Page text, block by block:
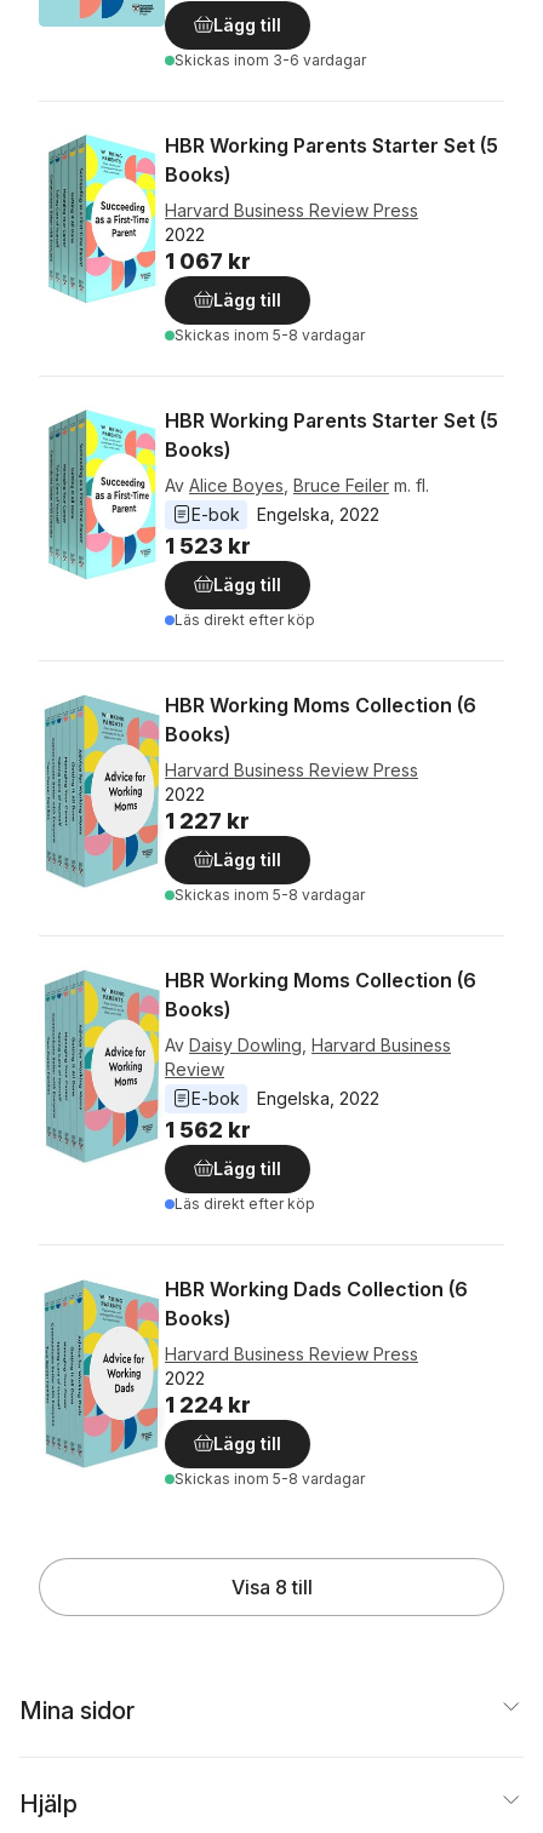
Lägg till
Skickas inom 3-6 vardagar
HBR Working Parents Starter Set (5
Books)
Harvard Business Review Press
2022
1 067 kr
Lägg till
Skickas inom 5-8 vardagar
HBR Working Parents Starter Set (5
Books)
Av Alice Boyes Bruce Feiler m. fl.
E-bok
Engelska 2022
1 523 kr
Lägg till
Läs direkt efter köp
HBR Working Moms Collection (6
Books)
Harvard Business Review Press
2022
1 227 kr
Lägg till
Skickas inom 5-8 vardagar
HBR Working Moms Collection (6
Books)
Av Daisy Dowling Harvard Business
Review
E-bok
Engelska 2022
1 562 kr
Lägg till
Läs direkt efter köp
HBR Working Dads Collection (6
Books)
Harvard Business Review Press
2022
1 224 kr
Lägg till
Skickas inom 5-8 vardagar
Visa 8 till
Mina sidor
Hjälp